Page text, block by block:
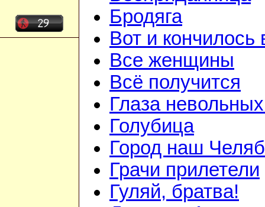
Бродяга
Вот и кончилось
Все женщины
Всё получится
Глаза
Голубица
Город наш
Грачи прилетели
Гуляй, братва!